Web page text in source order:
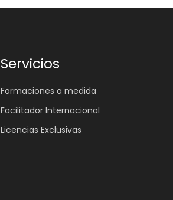
Servicios
Formaciones a medida
Facilitador Internacional
Licencias Exclusivas